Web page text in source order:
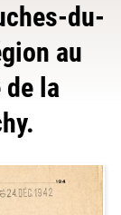
du-
au
de la